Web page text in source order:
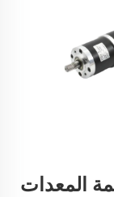
المعدات